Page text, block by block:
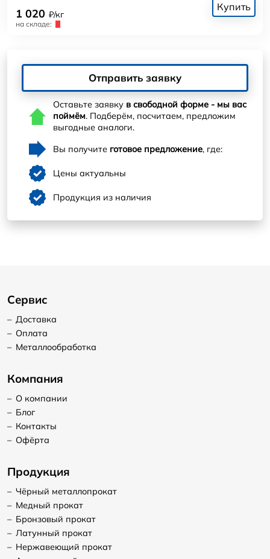
1 020 ₽/кг
на складе:
Купить
Отправить заявку
Оставьте заявку в свободной форме - мы вас
поймём. Подберём, посчитаем, предложим
выгодные аналоги.
Вы получите готовое предложение, где:
Цены актуальны
Продукция из наличия
Сервис
– Доставка
– Оплата
– Металлообработка
Компания
– О компании
– Блог
– Контакты
– Офёрта
Продукция
– Чёрный металлопрокат
– Медный прокат
– Бронзовый прокат
– Латунный прокат
– Нержавеющий прокат